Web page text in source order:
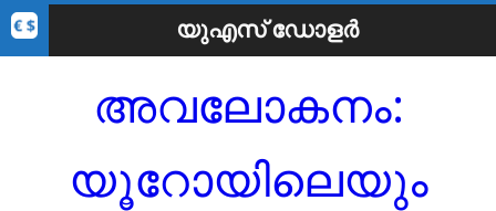
യുഎസ് ഡോളർ
അവലോകനം:
യൂറോയിലെയും